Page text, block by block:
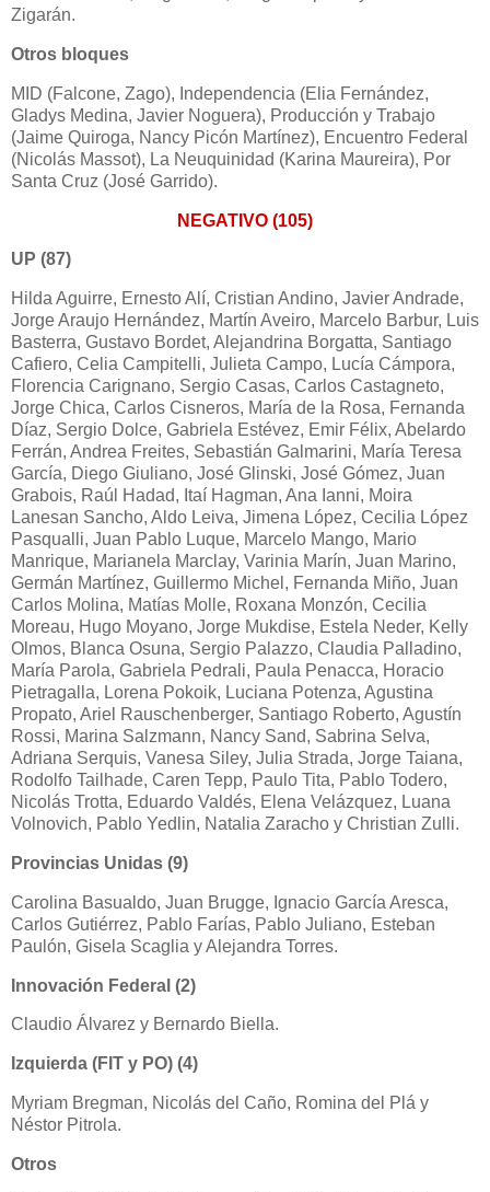
Zigarán.
Otros bloques
MID (Falcone, Zago), Independencia (Elia Fernández,
Gladys Medina, Javier Noguera), Producción y Trabajo
(Jaime Quiroga, Nancy Picón Martínez), Encuentro Federal
(Nicolás Massot), La Neuquinidad (Karina Maureira), Por
Santa Cruz (José Garrido).
NEGATIVO (105)
UP (87)
Hilda Aguirre, Ernesto Alí, Cristian Andino, Javier Andrade,
Jorge Araujo Hernández, Martín Aveiro, Marcelo Barbur, Luis
Basterra, Gustavo Bordet, Alejandrina Borgatta, Santiago
Cafiero, Celia Campitelli, Julieta Campo, Lucía Cámpora,
Florencia Carignano, Sergio Casas, Carlos Castagneto,
Jorge Chica, Carlos Cisneros, María de la Rosa, Fernanda
Díaz, Sergio Dolce, Gabriela Estévez, Emir Félix, Abelardo
Ferrán, Andrea Freites, Sebastián Galmarini, María Teresa
García, Diego Giuliano, José Glinski, José Gómez, Juan
Grabois, Raúl Hadad, Itaí Hagman, Ana Ianni, Moira
Lanesan Sancho, Aldo Leiva, Jimena López, Cecilia López
Pasqualli, Juan Pablo Luque, Marcelo Mango, Mario
Manrique, Marianela Marclay, Varinia Marín, Juan Marino,
Germán Martínez, Guillermo Michel, Fernanda Miño, Juan
Carlos Molina, Matías Molle, Roxana Monzón, Cecilia
Moreau, Hugo Moyano, Jorge Mukdise, Estela Neder, Kelly
Olmos, Blanca Osuna, Sergio Palazzo, Claudia Palladino,
María Parola, Gabriela Pedrali, Paula Penacca, Horacio
Pietragalla, Lorena Pokoik, Luciana Potenza, Agustina
Propato, Ariel Rauschenberger, Santiago Roberto, Agustín
Rossi, Marina Salzmann, Nancy Sand, Sabrina Selva,
Adriana Serquis, Vanesa Siley, Julia Strada, Jorge Taiana,
Rodolfo Tailhade, Caren Tepp, Paulo Tita, Pablo Todero,
Nicolás Trotta, Eduardo Valdés, Elena Velázquez, Luana
Volnovich, Pablo Yedlin, Natalia Zaracho y Christian Zulli.
Provincias Unidas (9)
Carolina Basualdo, Juan Brugge, Ignacio García Aresca,
Carlos Gutiérrez, Pablo Farías, Pablo Juliano, Esteban
Paulón, Gisela Scaglia y Alejandra Torres.
Innovación Federal (2)
Claudio Álvarez y Bernardo Biella.
Izquierda (FIT y PO) (4)
Myriam Bregman, Nicolás del Caño, Romina del Plá y
Néstor Pitrola.
Otros